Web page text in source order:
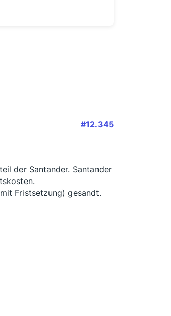
Sie um Verständnis,
#12.345
der Santander. Santander
Fristsetzung) gesandt.